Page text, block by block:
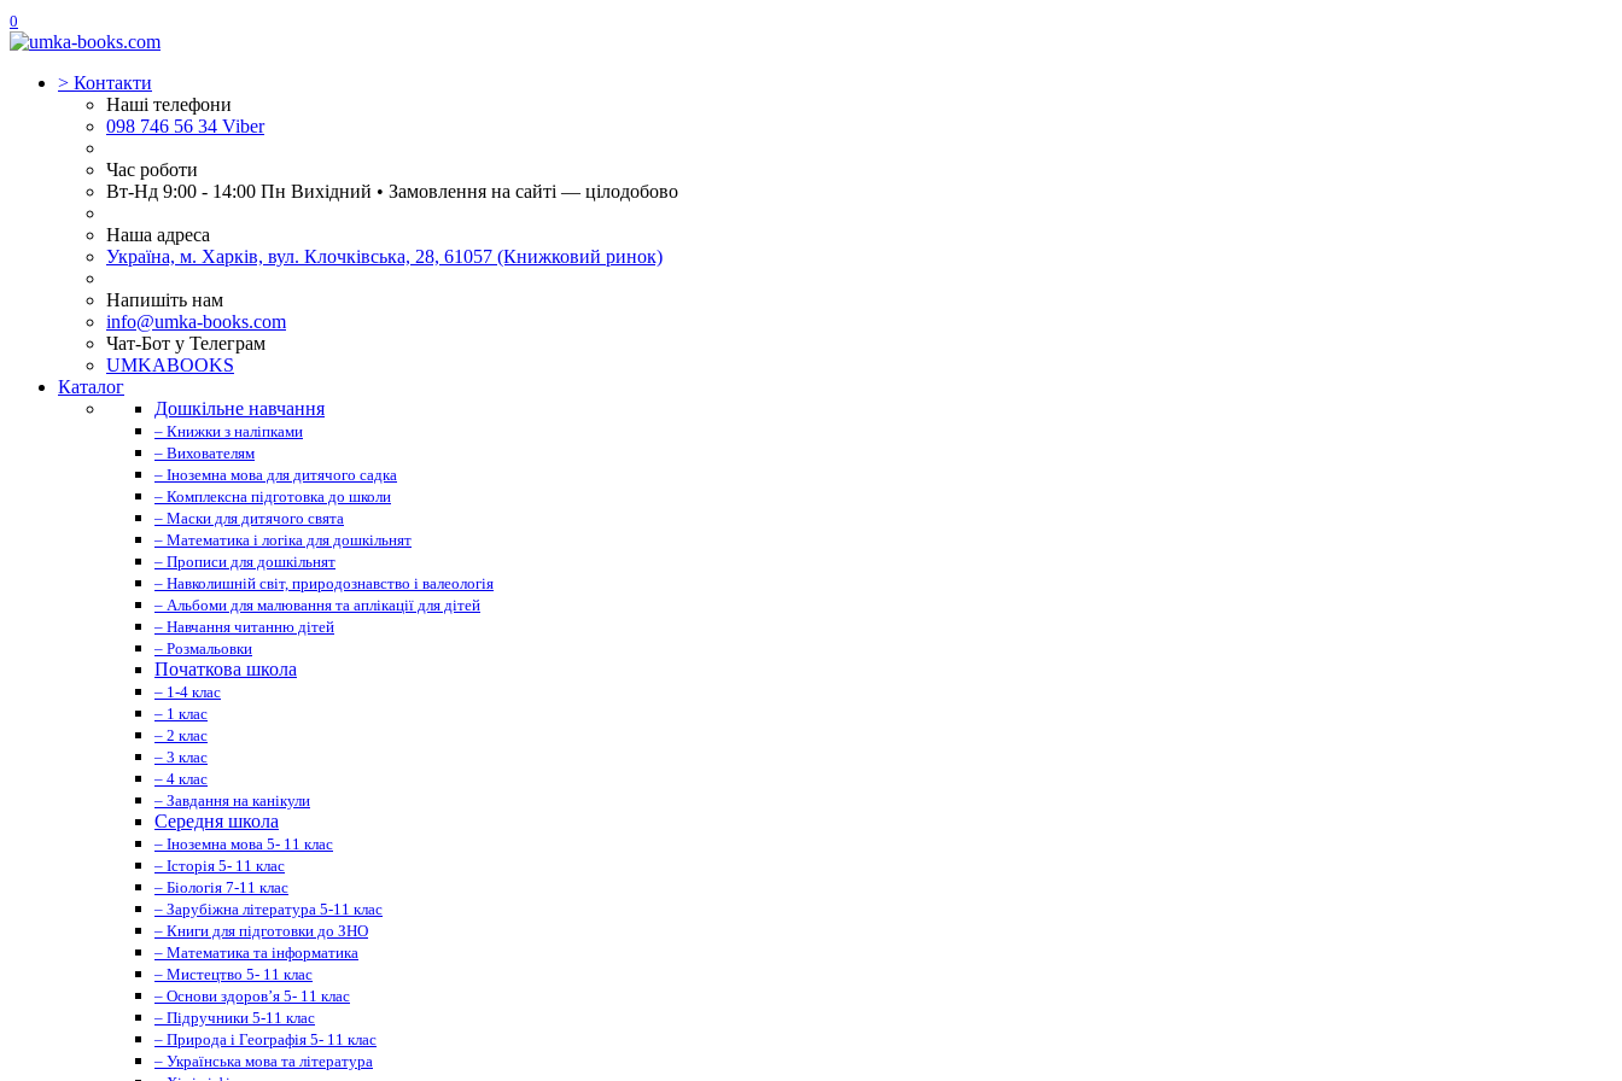
0
> Контакти
Наші телефони
098 746 56 34 Viber
Час роботи
Вт-Нд 9:00 - 14:00 Пн Вихідний • Замовлення на сайті — цілодобово
Наша адреса
Україна, м. Харків, вул. Клочківська, 28, 61057 (Книжковий ринок)
Напишіть нам
info@umka-books.com
Чат-Бот у Телеграм
UMKABOOKS
Каталог
Дошкільне навчання
– Книжки з наліпками
– Вихователям
– Іноземна мова для дитячого садка
– Комплексна підготовка до школи
– Маски для дитячого свята
– Математика і логіка для дошкільнят
– Прописи для дошкільнят
– Навколишній світ, природознавство і валеологія
– Альбоми для малювання та аплікації для дітей
– Навчання читанню дітей
– Розмальовки
Початкова школа
– 1-4 клас
– 1 клас
– 2 клас
– 3 клас
– 4 клас
– Завдання на канікули
Середня школа
– Іноземна мова 5- 11 клас
– Історія 5- 11 клас
– Біологія 7-11 клас
– Зарубіжна література 5-11 клас
– Книги для підготовки до ЗНО
– Математика та інформатика
– Мистецтво 5- 11 клас
– Основи здоров’я 5- 11 клас
– Підручники 5-11 клас
– Природа і Географія 5- 11 клас
– Українська мова та література